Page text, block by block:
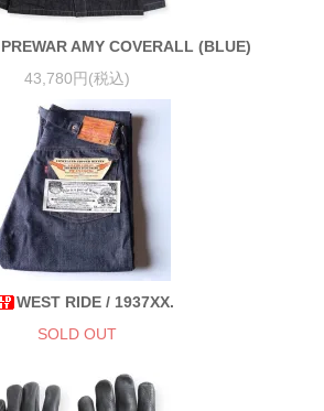
AMY COVERALL (BLUE)
43,780円(税込)
WEST RIDE / 1937XX.
SOLD OUT